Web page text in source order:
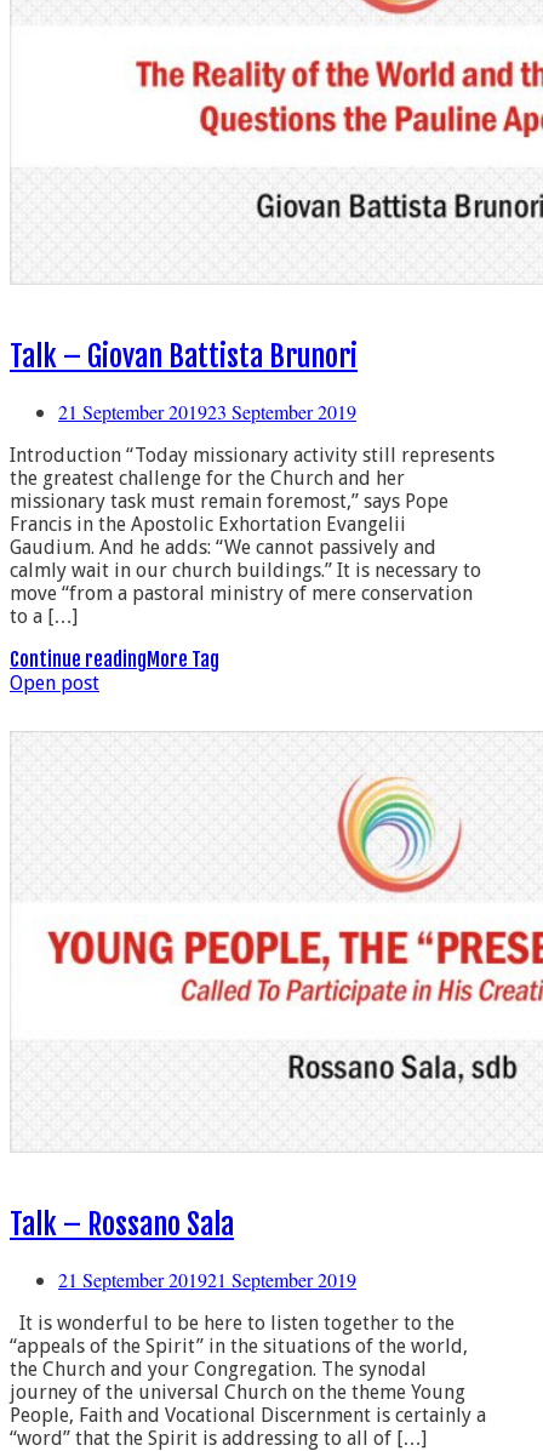
Talk – Giovan Battista Brunori
21 September 201923 September 2019
Introduction “Today missionary activity still represents
the greatest challenge for the Church and her
missionary task must remain foremost,” says Pope
Francis in the Apostolic Exhortation Evangelii
Gaudium. And he adds: “We cannot passively and
calmly wait in our church buildings.” It is necessary to
move “from a pastoral ministry of mere conservation
to a […]
Continue readingMore Tag
Open post
Talk – Rossano Sala
21 September 201921 September 2019
It is wonderful to be here to listen together to the
“appeals of the Spirit” in the situations of the world,
the Church and your Congregation. The synodal
journey of the universal Church on the theme Young
People, Faith and Vocational Discernment is certainly a
“word” that the Spirit is addressing to all of […]